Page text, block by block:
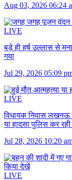
Aug 03, 2026 06:24
LIVE
बड़े ही हर्ष उल्लास से
गया
Jul 29, 2026 05:09
LIVE
विधायक निवास लखनऊ
या हादसा पुलिस कर
Jul 28, 2026 10:20
LIVE